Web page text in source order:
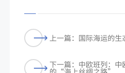
上一篇：国际海运的生
下一篇：中欧班列：中